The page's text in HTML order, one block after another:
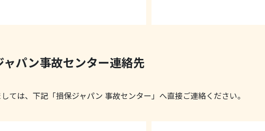
ャパン事故センター連絡先
ては、下記「損保ジャパン 事故センター」へ直接ご連絡ください。